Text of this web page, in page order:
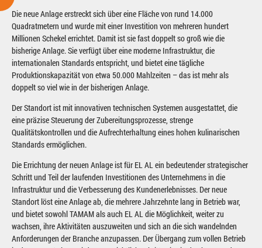
Die neue Anlage erstreckt sich über eine Fläche von rund 14.000
Quadratmetern und wurde mit einer Investition von mehreren hundert
Millionen Schekel errichtet. Damit ist sie fast doppelt so groß wie die
bisherige Anlage. Sie verfügt über eine moderne Infrastruktur, die
internationalen Standards entspricht, und bietet eine tägliche
Produktionskapazität von etwa 50.000 Mahlzeiten – das ist mehr als
doppelt so viel wie in der bisherigen Anlage.
Der Standort ist mit innovativen technischen Systemen ausgestattet, die
eine präzise Steuerung der Zubereitungsprozesse, strenge
Qualitätskontrollen und die Aufrechterhaltung eines hohen kulinarischen
Standards ermöglichen.
Die Errichtung der neuen Anlage ist für EL AL ein bedeutender strategischer
Schritt und Teil der laufenden Investitionen des Unternehmens in die
Infrastruktur und die Verbesserung des Kundenerlebnisses. Der neue
Standort löst eine Anlage ab, die mehrere Jahrzehnte lang in Betrieb war,
und bietet sowohl TAMAM als auch EL AL die Möglichkeit, weiter zu
wachsen, ihre Aktivitäten auszuweiten und sich an die sich wandelnden
Anforderungen der Branche anzupassen. Der Übergang zum vollen Betrieb